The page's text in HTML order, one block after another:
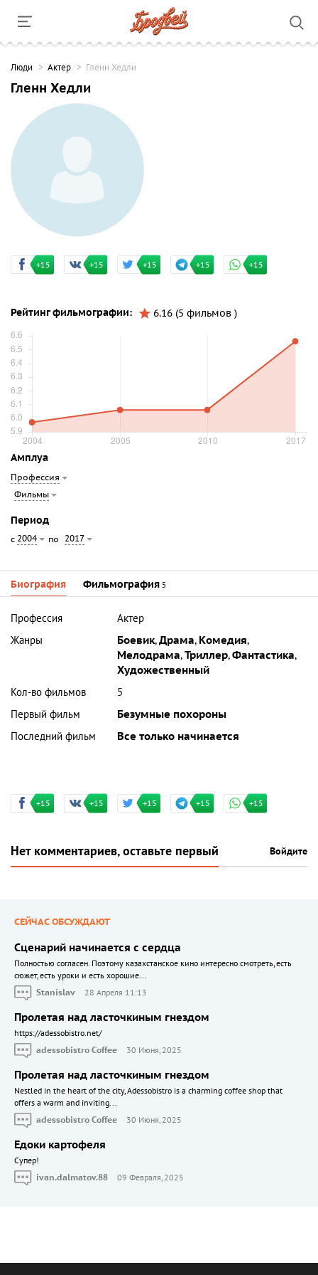
Люди Актер Гленн Хедли
Гленн Хедли
+15 +15 +15 +15 +15
Рейтинг фильмографии: 6.16 (5 фильмов )
Амплуа
Профессия
Фильмы
Период
с 2004 по 2017
Биография Фильмография 5
Профессия
Актер
Жанры
Боевик,Драма, Комедия,
Мелодрама,Триллер,Фантастика,
Художественный
Кол-во фильмов
5
Первый фильм
Безумные похороны
Последний фильм
Все только начинается
+15 +15 +15 +15 +15
Нет комментариев, оставьте первый Войдите
СЕЙЧАС ОБСУЖДАЮТ
Сценарий начинается с сердца
Полностью согласен. Поэтому казахстанское кино интересно смотреть, есть
сюжет, есть уроки и есть хорошие...
Stanislav
28 Апреля 11:13
Пролетая над ласточкиным гнездом
https://adessobistro.net/
adessobistro Coffee
30 Июня, 2025
Пролетая над ласточкиным гнездом
Nestled in the heart of the city, Adessobistro is a charming coffee shop that
offers a warm and inviting...
adessobistro Coffee
30 Июня, 2025
Едоки картофеля
Cупер!
ivan.dalmatov.88
09 Февраля, 2025